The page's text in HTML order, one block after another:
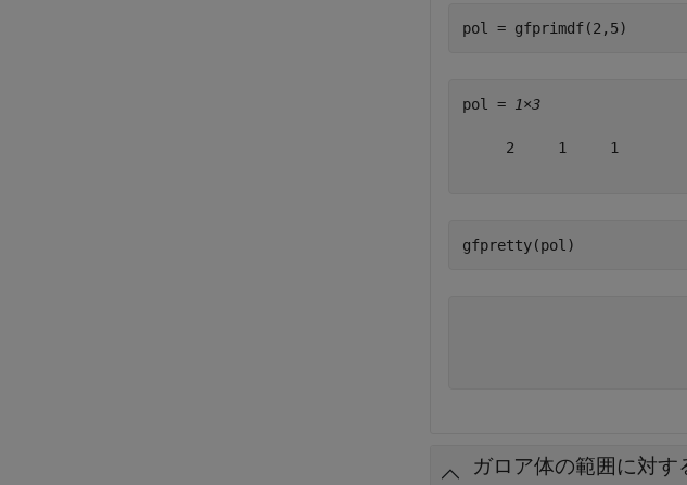
pol = gfprimdf(2,5)
pol = 1×3
     2     1     1
gfpretty(pol)
ガロア体の範囲に対